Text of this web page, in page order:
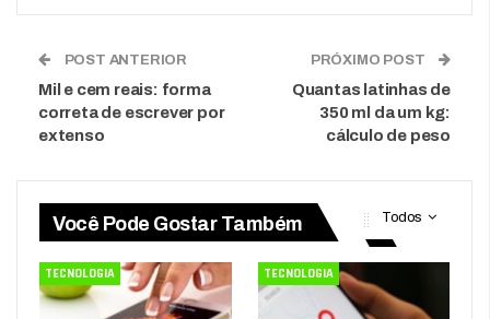
POST ANTERIOR
Mil e cem reais: forma
correta de escrever por
extenso
PRÓXIMO POST
Quantas latinhas de
350 ml da um kg:
cálculo de peso
Todos
Você Pode Gostar Também
TECNOLOGIA TECNOLOGIA